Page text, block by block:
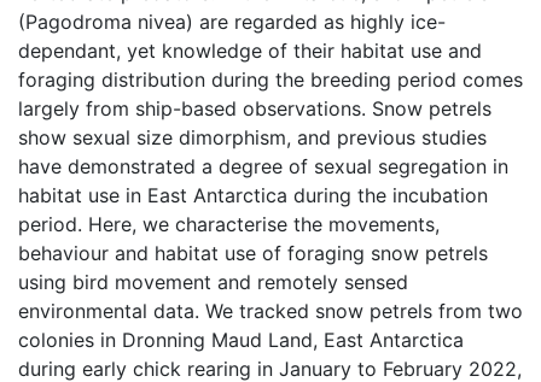
(Pagodroma nivea) are regarded as highly ice-
dependant, yet knowledge of their habitat use and
foraging distribution during the breeding period comes
largely from ship-based observations. Snow petrels
show sexual size dimorphism, and previous studies
have demonstrated a degree of sexual segregation in
habitat use in East Antarctica during the incubation
period. Here, we characterise the movements,
behaviour and habitat use of foraging snow petrels
using bird movement and remotely sensed
environmental data. We tracked snow petrels from two
colonies in Dronning Maud Land, East Antarctica
during early chick rearing in January to February 2022,